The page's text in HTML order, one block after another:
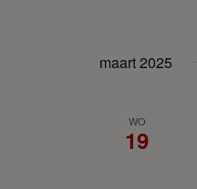
maart 2025
WO
19